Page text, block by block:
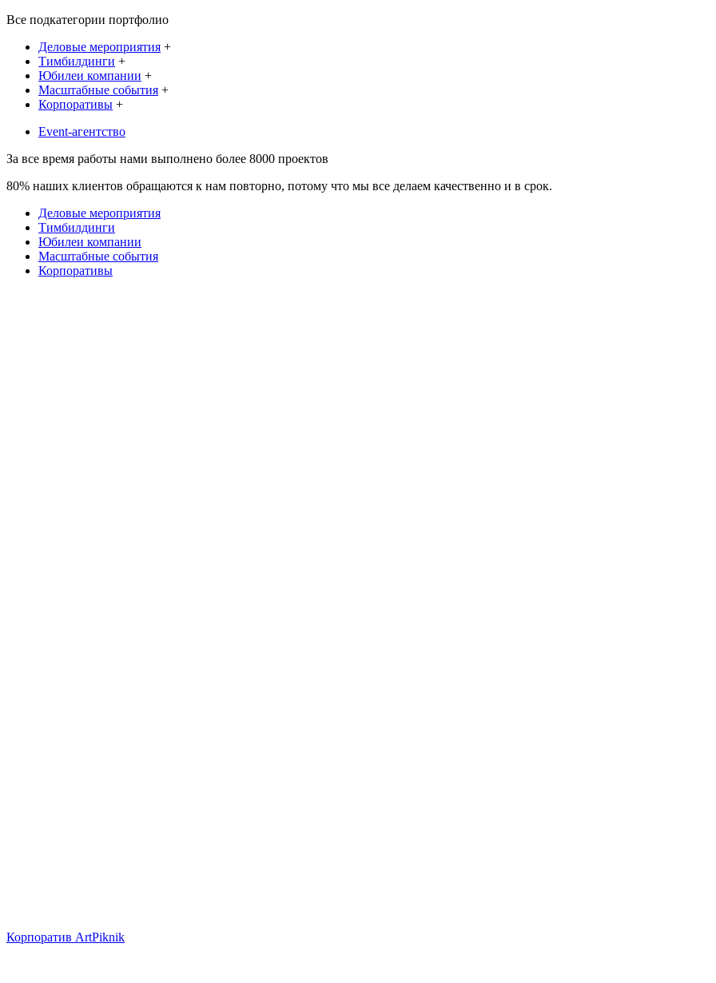
Все подкатегории портфолио
Деловые мероприятия +
Тимбилдинги +
Юбилеи компании +
Масштабные события +
Корпоративы +
Event-агентство
За все время работы нами выполнено более 8000 проектов
80% наших клиентов обращаются к нам повторно, потому что мы все делаем качественно и в срок.
Деловые мероприятия
Тимбилдинги
Юбилеи компании
Масштабные события
Корпоративы
Корпоратив ArtPiknik